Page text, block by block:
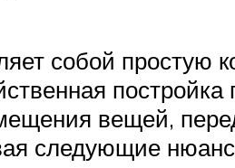
собой простую
вещей,
следующие